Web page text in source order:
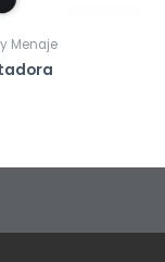
Menaje